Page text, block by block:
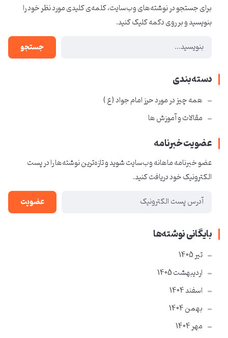
برای جستجو در نوشته‌های وب‌سایت، کلمه‌ی کلیدی مورد نظر خود را
بنویسید و بر روی دکمه کلیک کنید.
جستجو
دسته‌بندی
همه چیز در مورد حرز امام جواد ( ع )
مقالات و آموزش ها
عضویت خبرنامه
عضو خبرنامه ماهانه وب‌سایت شوید و تازه‌ترین نوشته‌ها را در پست
الکترونیک خود دریافت کنید.
عضویت
بایگانی نوشته‌ها
تير 1405
ارديبهشت 1405
اسفند 1404
بهمن 1404
مهر 1404